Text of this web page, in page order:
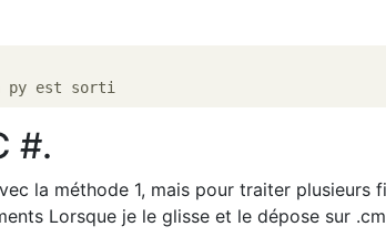
#.
la méthode 1, mais pour traiter plusieurs
Lorsque je le glisse et le dépose sur